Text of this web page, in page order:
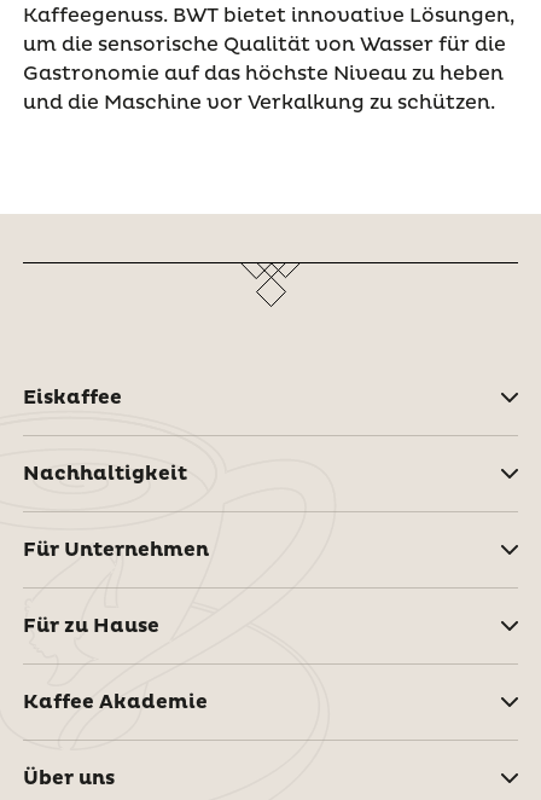
Kaffeegenuss. BWT bietet innovative Lösungen,
um die sensorische Qualität von Wasser für die
Gastronomie auf das höchste Niveau zu heben
und die Maschine vor Verkalkung zu schützen.
Eiskaffee
Nachhaltigkeit
Für Unternehmen
Für zu Hause
Kaffee Akademie
Über uns